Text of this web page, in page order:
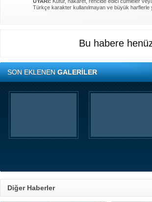
Türkçe karakter kullanılmayan ve büyük harflerle
Bu habere
SON EKLENENGALERİLER
Diğer Haberler